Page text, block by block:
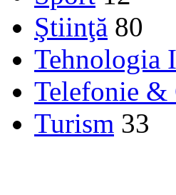
Ştiinţă 80
Tehnologia
Telefonie &
Turism 33